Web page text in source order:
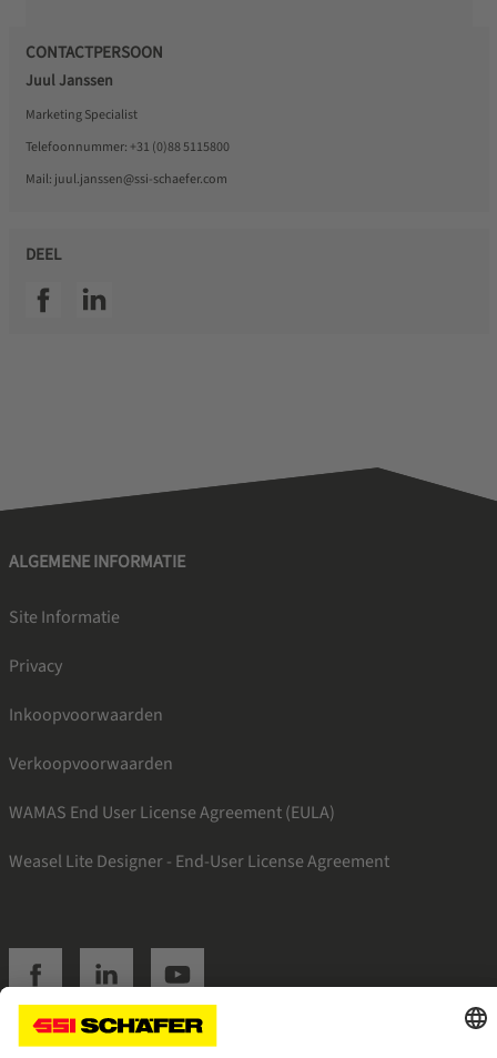
CONTACTPERSOON
Juul Janssen
Marketing Specialist
Telefoonnummer: +31 (0)88 5115800
Mail: juul.janssen@ssi-schaefer.com
DEEL
SSI facebookSSI linkedin
ALGEMENE INFORMATIE
Site Informatie
Privacy
Inkoopvoorwaarden
Verkoopvoorwaarden
WAMAS End User License Agreement (EULA)
Weasel Lite Designer - End-User License Agreement
SSI facebookSSI linkedinSSI youtube